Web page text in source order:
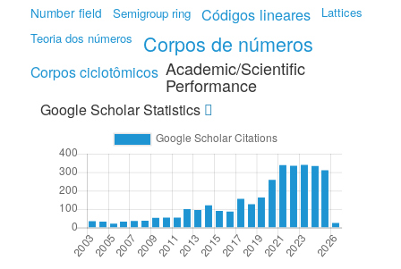
Number field Semigroup ring Códigos lineares
Lattices
Teoria dos números
Corpos de números
Corpos ciclotômicos Academic/Scientific
Performance
Google Scholar Statistics